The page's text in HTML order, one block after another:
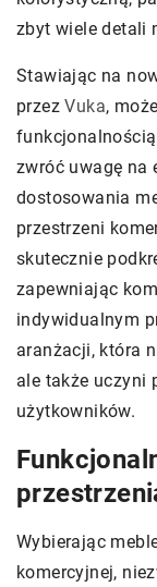
zbyt wiele detali
Stawiając na
przezVuka,
zwróć uwagę na
dostosowania
przestrzeni
skutecznie
zapewniając
indywidualnym
aranżacji, która
ale także uczyni
użytkowników.
Wybierając
komercyjnej,